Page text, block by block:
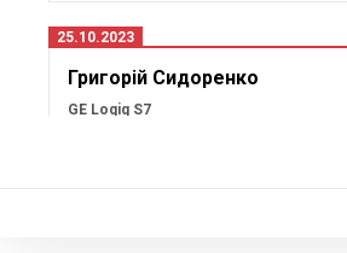
25.10.2023
Григорій Сидоренко
GE Logiq S7